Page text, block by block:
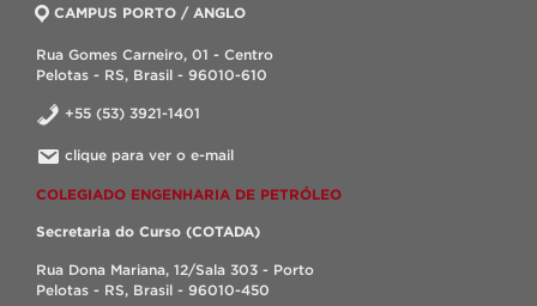
CAMPUS PORTO / ANGLO
Rua Gomes Carneiro, 01 - Centro
Pelotas - RS, Brasil - 96010-610
+55 (53) 3921-1401
clique para ver o e-mail
COLEGIADO ENGENHARIA DE PETRÓLEO
Secretaria do Curso (COTADA)
Rua Dona Mariana, 12/Sala 303 - Porto
Pelotas - RS, Brasil - 96010-450